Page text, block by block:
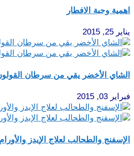
اهمية وجبة الافطار
يناير 25, 2015
الشاي الأخضر يقي من سرطان
فبراير 03, 2015
الإسفنج والطحالب لعلاج الإيدز والأورام